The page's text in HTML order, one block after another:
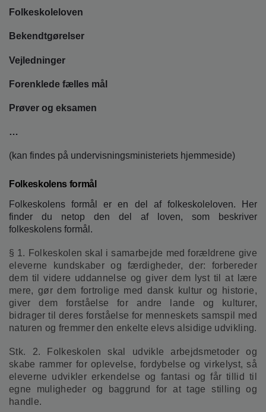
Folkeskoleloven
Bekendtgørelser
Vejledninger
Forenklede fælles mål
Prøver og eksamen
…
(kan findes på undervisningsministeriets hjemmeside)
Folkeskolens formål
Folkeskolens formål er en del af folkeskoleloven. Her
finder du netop den del af loven, som beskriver
folkeskolens formål.
§ 1. Folkeskolen skal i samarbejde med forældrene give
eleverne kundskaber og færdigheder, der: forbereder
dem til videre uddannelse og giver dem lyst til at lære
mere, gør dem fortrolige med dansk kultur og historie,
giver dem forståelse for andre lande og kulturer,
bidrager til deres forståelse for menneskets samspil med
naturen og fremmer den enkelte elevs alsidige udvikling.
Stk. 2. Folkeskolen skal udvikle arbejdsmetoder og
skabe rammer for oplevelse, fordybelse og virkelyst, så
eleverne udvikler erkendelse og fantasi og får tillid til
egne muligheder og baggrund for at tage stilling og
handle.